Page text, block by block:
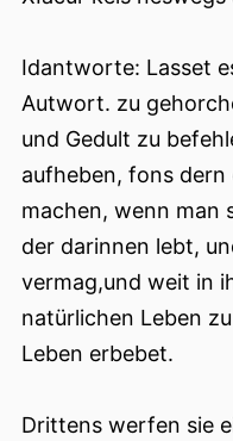
Idantworte: Lasset
Autwort. zu
und Gedult zu
aufheben, fons
machen, wenn man
der darinnen lebt,
vermag,und weit in
natürlichen Leben
Leben erbebet.
Drittens werfen sie